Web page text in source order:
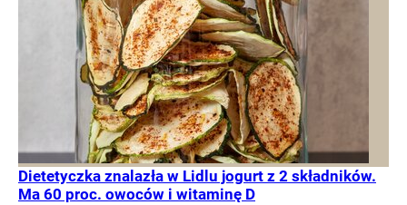
Dietetyczka znalazła w Lidlu jogurt z 2 składników.
Ma 60 proc. owoców i witaminę D